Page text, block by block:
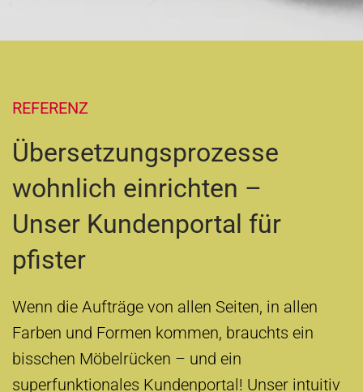
REFERENZ
Übersetzungsprozesse
wohnlich einrichten –
Unser Kundenportal für
pfister
Wenn die Aufträge von allen Seiten, in allen
Farben und Formen kommen, brauchts ein
bisschen Möbelrücken – und ein
superfunktionales Kundenportal! Unser intuitiv